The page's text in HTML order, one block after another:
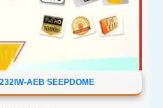
AEB SEEPDOME